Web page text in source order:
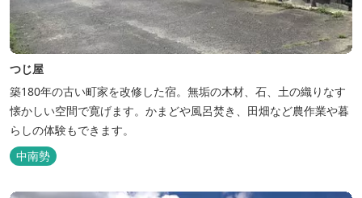
つじ屋
築180年の古い町家を改修した宿。無垢の木材、石、土の織りなす
懐かしい空間で寛げます。かまどや風呂焚き、田畑など農作業や暮
らしの体験もできます。
中南勢